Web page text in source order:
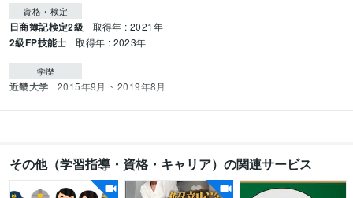
資格・検定
日商簿記検定2級 取得年 : 2021年
2級FP技能士 取得年 : 2023年
学歴
近畿大学 2015年9月 ~ 2019年8月
その他（学習指導・資格・キャリア）の関連サービス